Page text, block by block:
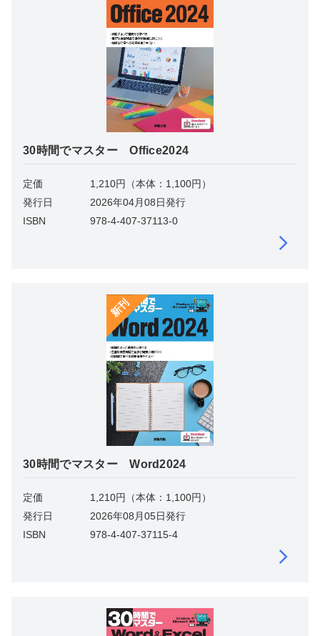
30時間でマスター Office2024
定価
1,210円（本体：1,100円）
発行日
2026年04月08日発行
ISBN
978-4-407-37113-0
新刊
30時間でマスター Word2024
定価
1,210円（本体：1,100円）
発行日
2026年08月05日発行
ISBN
978-4-407-37115-4